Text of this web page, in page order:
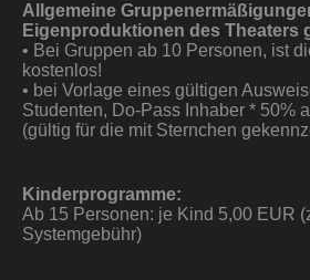
Allgemeine
Eigenproduktionen des Theaters
• Bei Gruppen ab 10 Personen, ist
kostenlos!
• bei Vorlage eines gültigen
Studenten, Do-Pass Inhaber * 50%
(gültig für die mit Sternchen
Kinderprogramme:
Ab 15 Personen: je Kind 5,00 EUR
Systemgebühr)